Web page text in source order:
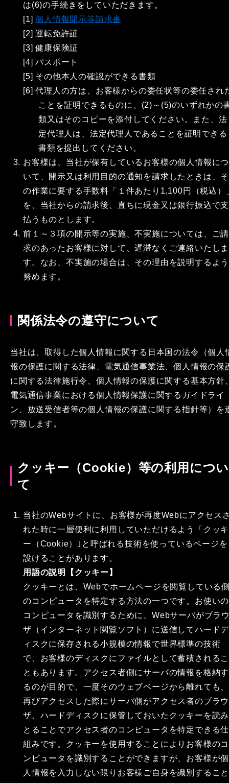
は(6)の手続きをしていただきます。
[1]個人情報開示等請求書
[2] 運転免許証
[3] 健康保険証
[4] パスポート
[5] その他本人の確認ができる書類
[6] 代理人の方は、お客様からの委任状等の委任され
ことを証明できるものに、(2)～(5)のいずれかの
類又はそのコピーを添付してください。また、法
定代理人は、法定代理人であることを証明できる
書類を提出してください。
お客様は、当社が保有しているお客様の個人情報につ
いて、開示又は利用目的の通知を請求したときは、そ
の作業に要する手数料「１件あたり1,100円（税込）
を、当社からの請求後、直ちに現金又は銀行振込で支
払うものとします。
前１～３項の開示等の実施、不実施については、ご請
求のあったお客様に対して、遅滞なくご連絡いたしま
す。なお、不実施の場合は、その理由を説明するよう
努めます。
関係法令の遵守について
当社は、取得した個人情報に関する日本国の法令（個人
報の保護に関する法律、電気通信事業法、個人情報の保
に関する法律施行令、個人情報の保護に関する基本方針
電気通信事業における個人情報保護に関するガイドライ
ン、放送受信者等の個人情報の保護に関する指針等）を
守致します。
クッキー（Cookie）等の利用につい
て
当社のWebサイトに、お客様が再度Webにアクセス
れた時に一層便利に利用していただけるよう「クッキ
ー（Cookie）｣と呼ばれる技術を使っているページを
設けることがあります。
用語の説明【クッキー】
クッキーとは、Webでホームページを閲覧している
のコンピュータを特定する方法の一つです。お使いの
コンピュータを識別するために、Webサーバがブラ
ザ（インターネット閲覧ソフト）に送信してハードデ
ィスクに保存される小規模の情報で世界標準の技術
で、お客様のディスクにファイルとして蓄積されるこ
ともあります。アクセス者側にサーバの情報を格納す
るのが目的で、一度そのウェブページから離れても、
再びアクセスした際にサーバ側がアクセス者のブラウ
ザ、ハードディスクに保管しておいたクッキーを読み
とることでアクセス者のコンピュータを特定できる仕
組みです。クッキーを使用することによりお客様のコ
ンピュータを識別することができますが、お客様が個
人情報を入力しない限りお客様ご自身を識別すること